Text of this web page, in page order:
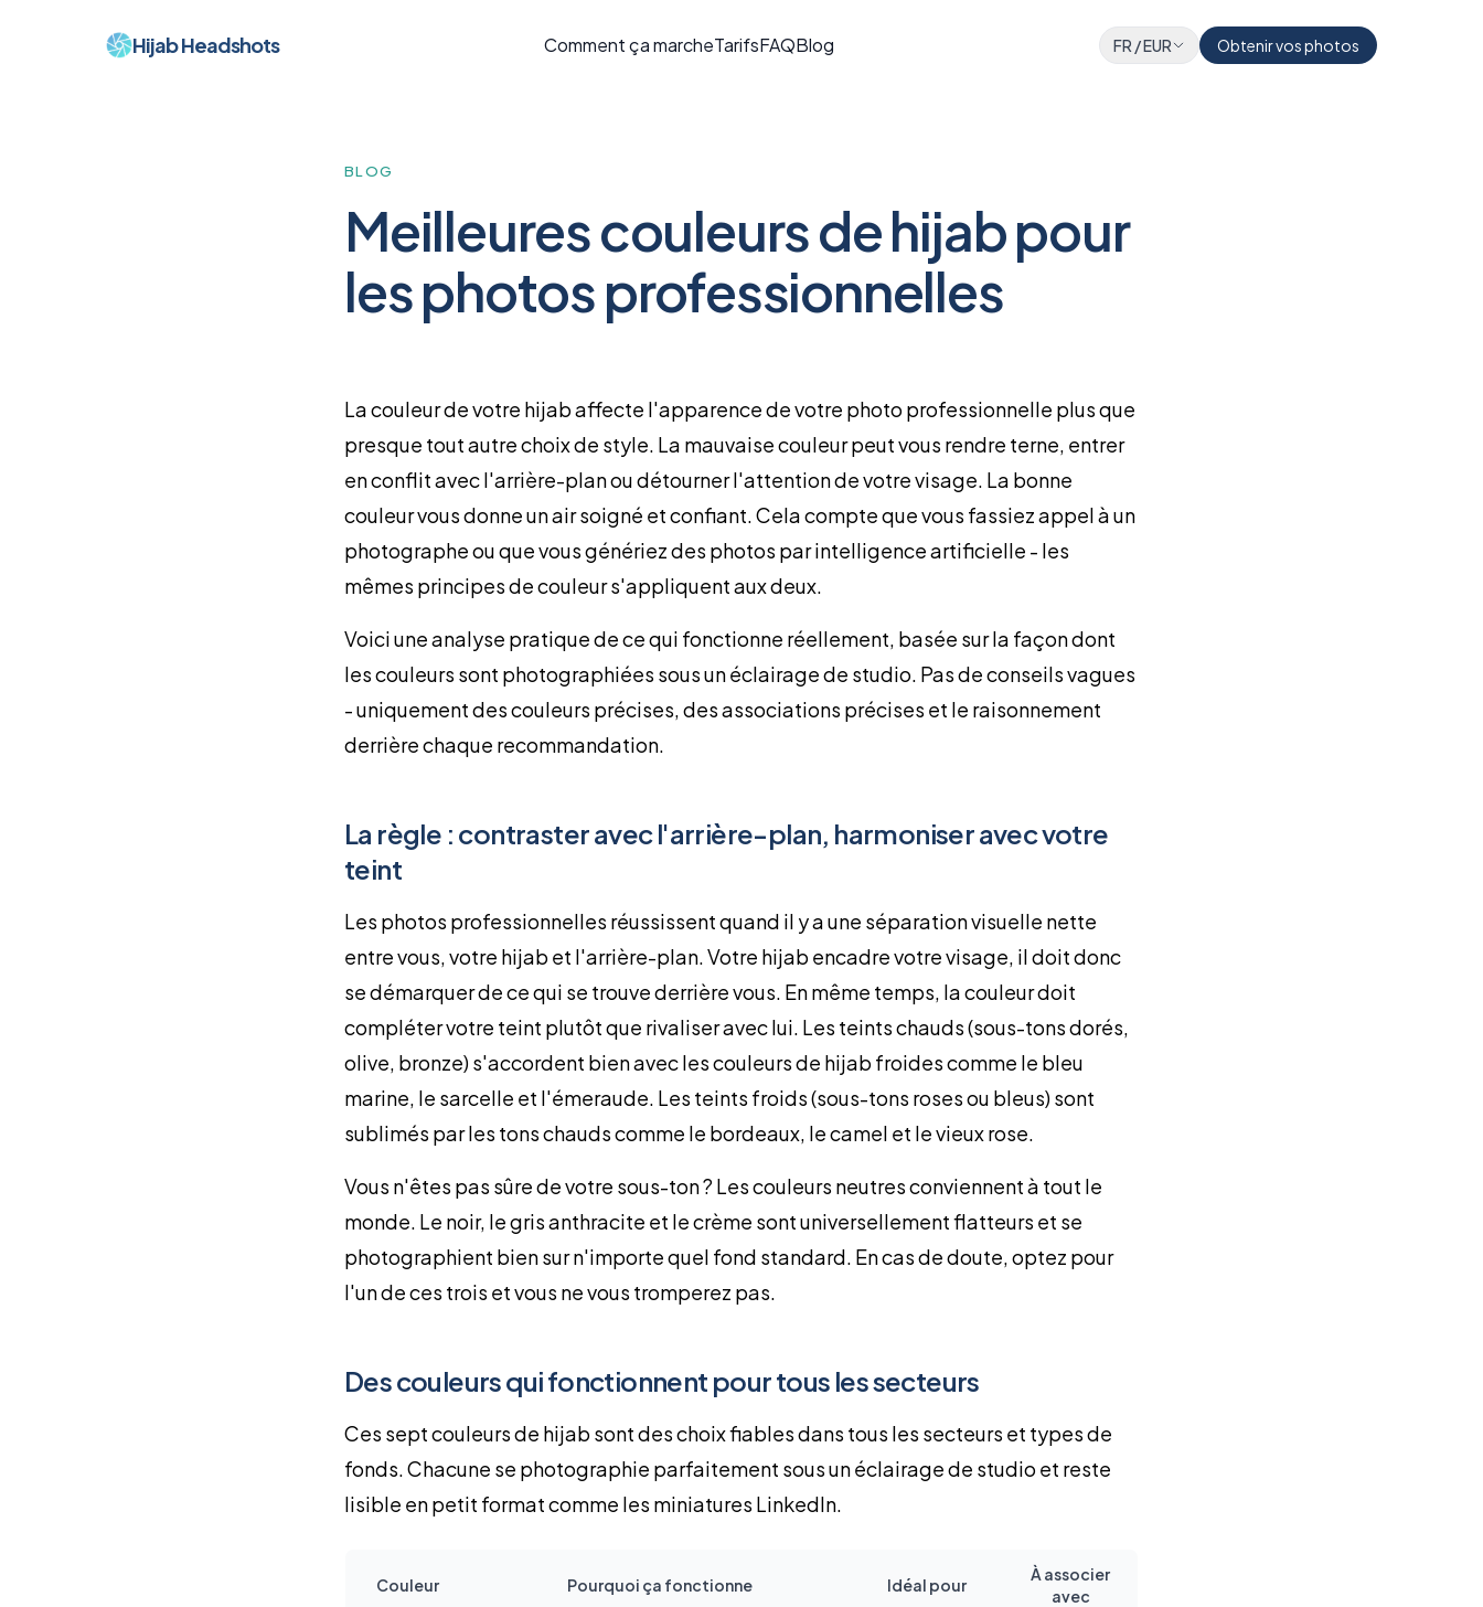
Hijab Headshots Comment ça marcheTarifsFAQBlog FR /EUR Obtenir vos photos
BLOG
Meilleures couleurs de hijab pour
les photos professionnelles
La couleur de votre hijab affecte l'apparence de votre photo professionnelle plus que
presque tout autre choix de style. La mauvaise couleur peut vous rendre terne, entrer
en conflit avec l'arrière-plan ou détourner l'attention de votre visage. La bonne
couleur vous donne un air soigné et confiant. Cela compte que vous fassiez appel à un
photographe ou que vous génériez des photos par intelligence artificielle - les
mêmes principes de couleur s'appliquent aux deux.
Voici une analyse pratique de ce qui fonctionne réellement, basée sur la façon dont
les couleurs sont photographiées sous un éclairage de studio. Pas de conseils vagues
- uniquement des couleurs précises, des associations précises et le raisonnement
derrière chaque recommandation.
La règle : contraster avec l'arrière-plan, harmoniser avec votre
teint
Les photos professionnelles réussissent quand il y a une séparation visuelle nette
entre vous, votre hijab et l'arrière-plan. Votre hijab encadre votre visage, il doit donc
se démarquer de ce qui se trouve derrière vous. En même temps, la couleur doit
compléter votre teint plutôt que rivaliser avec lui. Les teints chauds (sous-tons dorés,
olive, bronze) s'accordent bien avec les couleurs de hijab froides comme le bleu
marine, le sarcelle et l'émeraude. Les teints froids (sous-tons roses ou bleus) sont
sublimés par les tons chauds comme le bordeaux, le camel et le vieux rose.
Vous n'êtes pas sûre de votre sous-ton ? Les couleurs neutres conviennent à tout le
monde. Le noir, le gris anthracite et le crème sont universellement flatteurs et se
photographient bien sur n'importe quel fond standard. En cas de doute, optez pour
l'un de ces trois et vous ne vous tromperez pas.
Des couleurs qui fonctionnent pour tous les secteurs
Ces sept couleurs de hijab sont des choix fiables dans tous les secteurs et types de
fonds. Chacune se photographie parfaitement sous un éclairage de studio et reste
lisible en petit format comme les miniatures LinkedIn.
Couleur Pourquoi ça fonctionne Idéal pour
À associer
avec